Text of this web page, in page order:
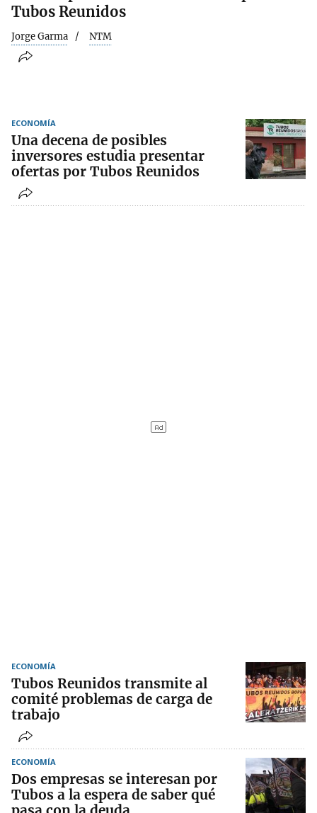
Tubos Reunidos
Jorge Garma NTM
ECONOMÍA
Una decena de posibles
inversores estudia presentar
ofertas por Tubos Reunidos
ECONOMÍA
Tubos Reunidos transmite al
comité problemas de carga de
trabajo
ECONOMÍA
Dos empresas se interesan por
Tubos a la espera de saber qué